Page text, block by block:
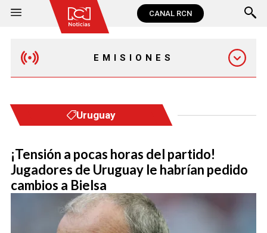
CANAL RCN
EMISIONES
EMISIÓN 7:00 PM
EMISIÓN 11:30 PM
Uruguay
¡Tensión a pocas horas del partido!
Jugadores de Uruguay le habrían pedido
cambios a Bielsa